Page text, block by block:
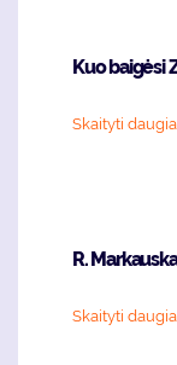
Kuo baigėsi
Skaityti
R.
Skaityti